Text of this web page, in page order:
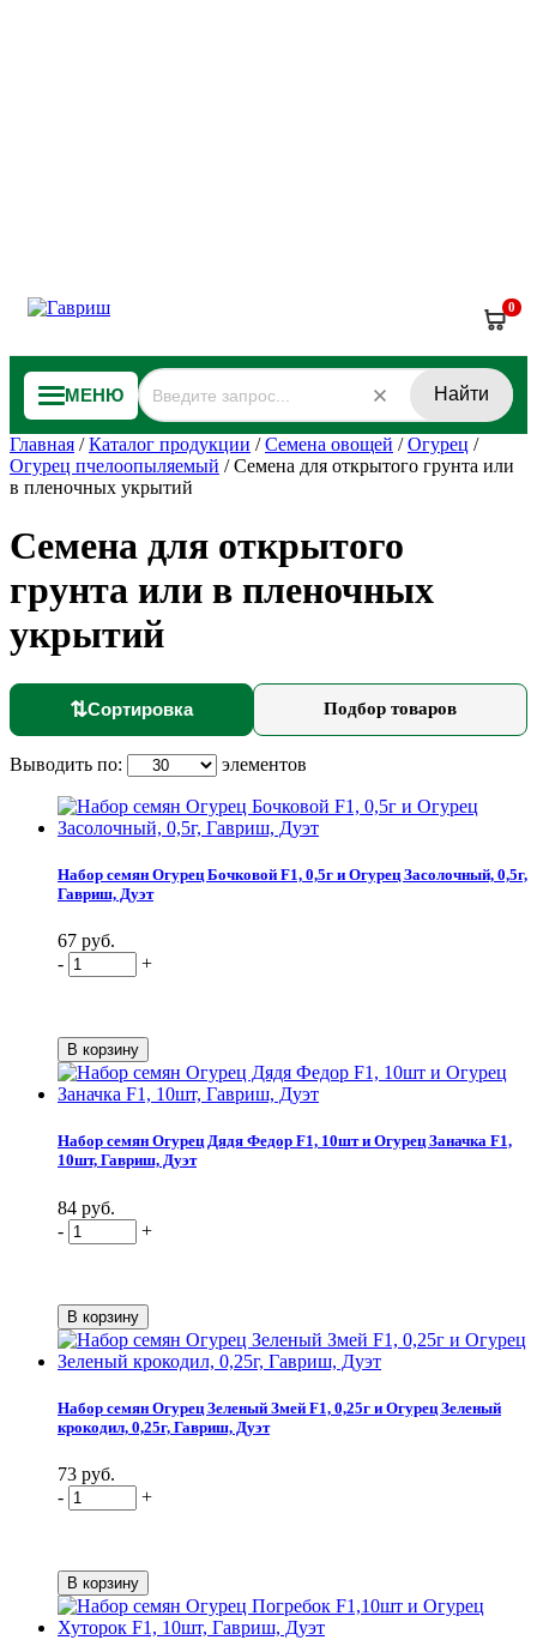
0
МЕНЮ Найти
Главная /Каталог продукции /Семена овощей /Огурец /
Огурец пчелоопыляемый /Семена для открытого грунта или
в пленочных укрытий
Семена для открытого
грунта или в пленочных
укрытий
⇅Сортировка Подбор товаров
Выводить по: элементов
Набор семян Огурец Бочковой F1, 0,5г и Огурец Засолочный, 0,5г,
Гавриш, Дуэт
67 руб.
-
+
Набор семян Огурец Дядя Федор F1, 10шт и Огурец Заначка F1,
10шт, Гавриш, Дуэт
84 руб.
-
+
Набор семян Огурец Зеленый Змей F1, 0,25г и Огурец Зеленый
крокодил, 0,25г, Гавриш, Дуэт
73 руб.
-
+